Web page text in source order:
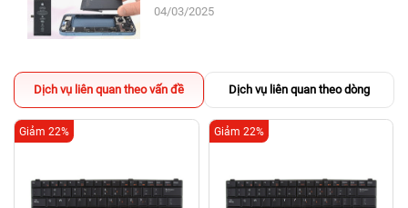
04/03/2025
Dịch vụ liên quan theo vấn đề Dịch vụ liên quan theo dòng
Giảm 22% Giảm 22%